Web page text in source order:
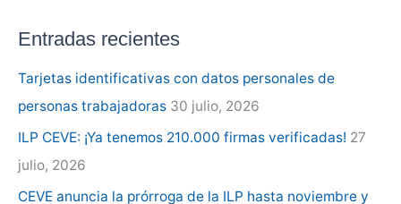
c
a
r
p
o
Entradas recientes
Tarjetas identificativas con datos personales de
personas trabajadoras 30 julio, 2026
ILP CEVE: ¡Ya tenemos 210.000 firmas verificadas! 27
julio, 2026
CEVE anuncia la prórroga de la ILP hasta noviembre y